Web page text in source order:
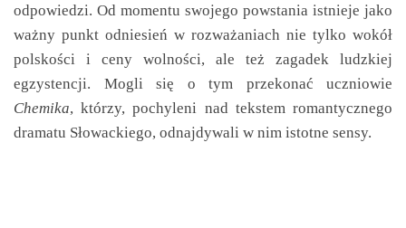
odpowiedzi. Od momentu swojego powstania istnieje jako
ważny punkt odniesień w rozważaniach nie tylko wokół
polskości i ceny wolności, ale też zagadek ludzkiej
egzystencji. Mogli się o tym przekonać uczniowie
Chemika, którzy, pochyleni nad tekstem romantycznego
dramatu Słowackiego, odnajdywali w nim istotne sensy.